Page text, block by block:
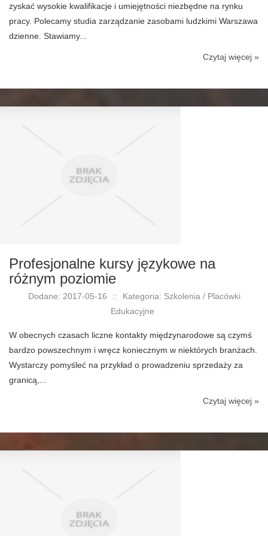
zyskać wysokie kwalifikacje i umiejętności niezbędne na rynku
pracy. Polecamy studia zarządzanie zasobami ludzkimi Warszawa
dzienne. Stawiamy...
Czytaj więcej »
Profesjonalne kursy językowe na
różnym poziomie
Dodane: 2017-05-16 ::
Kategoria: Szkolenia / Placówki
Edukacyjne
W obecnych czasach liczne kontakty międzynarodowe są czymś
bardzo powszechnym i wręcz koniecznym w niektórych branżach.
Wystarczy pomyśleć na przykład o prowadzeniu sprzedaży za
granicą,...
Czytaj więcej »